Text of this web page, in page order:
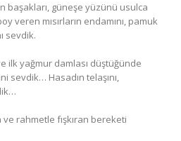
başakları, güneşe yüzünü usulca
veren mısırların endamını, pamuk
sevdik.
ilk yağmur damlası düştüğünde
sevdik… Hasadın telaşını,
rahmetle fışkıran bereketi